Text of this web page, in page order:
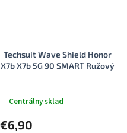
Techsuit Wave Shield Honor
X7b X7b 5G 90 SMART Ružový
Centrálny sklad
€6,90